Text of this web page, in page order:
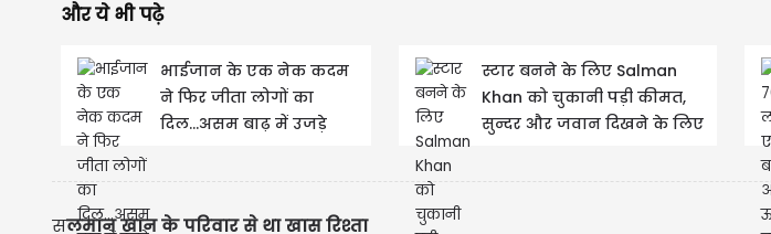
और ये भी पढ़े
भाईजान के एक नेक कदम
ने फिर जीता लोगों का
दिल...असम बाढ़ में उजड़े
स्टार बनने के लिए Salman
Khan को चुकानी पड़ी कीमत,
सुन्दर और जवान दिखने के लिए
सलमान खान के परिवार से था खास रिश्ता